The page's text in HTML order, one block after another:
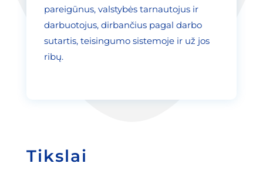
pareigūnus, valstybės tarnautojus ir
darbuotojus, dirbančius pagal darbo
sutartis, teisingumo sistemoje ir už jos
ribų.
Tikslai